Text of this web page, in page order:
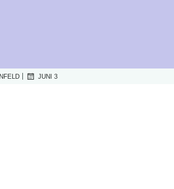
JUNI 3